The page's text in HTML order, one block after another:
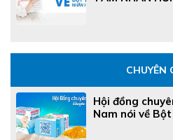
CHUYÊN
Hội đồng
Nam nói về